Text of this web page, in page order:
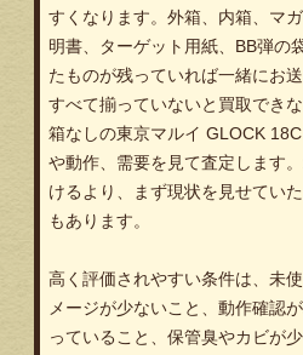
すくなります。外箱、内箱、マ
明書、ターゲット用紙、BB弾の
たものが残っていれば一緒にお
すべて揃っていないと買取でき
箱なしの東京マルイ GLOCK
や動作、需要を見て査定します
けるより、まず現状を見せてい
もあります。
高く評価されやすい条件は、未
メージが少ないこと、動作確認
っていること、保管臭やカビが